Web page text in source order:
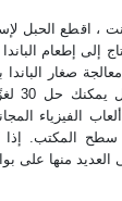
، اقطع الحبل
إلى إطعام
صغار
كل
سطح المكتب.